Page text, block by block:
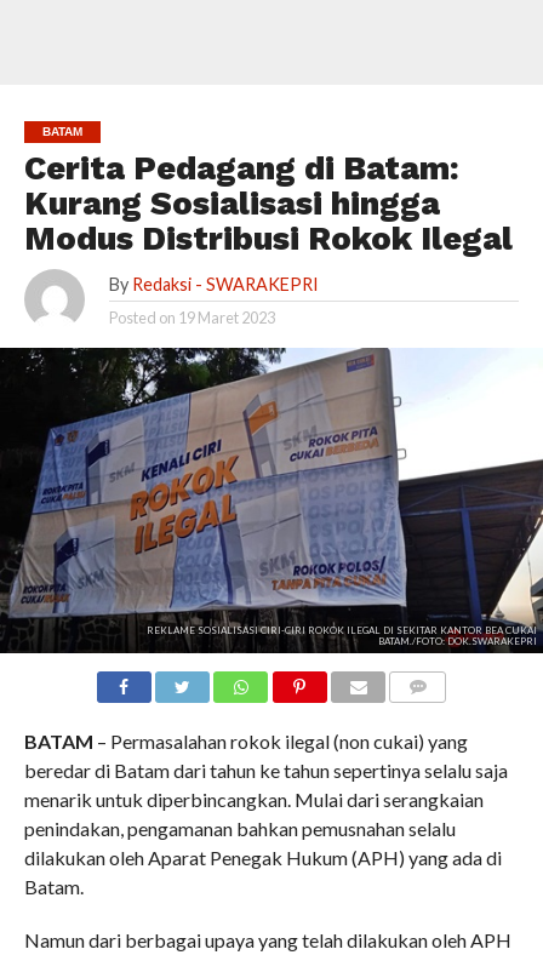
BATAM
Cerita Pedagang di Batam:
Kurang Sosialisasi hingga
Modus Distribusi Rokok Ilegal
By Redaksi - SWARAKEPRI
Posted on 19 Maret 2023
REKLAME SOSIALISASI CIRI-CIRI ROKOK ILEGAL DI SEKITAR KANTOR BEA CUKAI
BATAM./FOTO: DOK.SWARAKEPRI
BATAM – Permasalahan rokok ilegal (non cukai) yang
beredar di Batam dari tahun ke tahun sepertinya selalu saja
menarik untuk diperbincangkan. Mulai dari serangkaian
penindakan, pengamanan bahkan pemusnahan selalu
dilakukan oleh Aparat Penegak Hukum (APH) yang ada di
Batam.
Namun dari berbagai upaya yang telah dilakukan oleh APH